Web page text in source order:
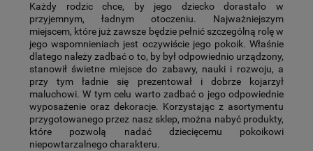
Każdy rodzic chce, by jego dziecko dorastało w
przyjemnym, ładnym otoczeniu. Najważniejszym
miejscem, które już zawsze będzie pełnić szczególną rolę w
jego wspomnieniach jest oczywiście jego pokoik. Właśnie
dlatego należy zadbać o to, by był odpowiednio urządzony,
stanowił świetne miejsce do zabawy, nauki i rozwoju, a
przy tym ładnie się prezentował i dobrze kojarzył
maluchowi. W tym celu warto zadbać o jego odpowiednie
wyposażenie oraz dekoracje. Korzystając z asortymentu
przygotowanego przez nasz sklep, można nabyć produkty,
które pozwolą nadać dziecięcemu pokoikowi
niepowtarzalnego charakteru.